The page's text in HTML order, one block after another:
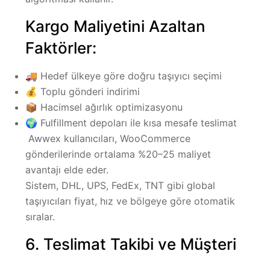
Kargo Maliyetini Azaltan
Faktörler:
🚚 Hedef ülkeye göre doğru taşıyıcı seçimi
💰 Toplu gönderi indirimi
📦 Hacimsel ağırlık optimizasyonu
🌍 Fulfillment depoları ile kısa mesafe teslimat
Awwex kullanıcıları, WooCommerce
gönderilerinde ortalama %20–25 maliyet
avantajı elde eder.
Sistem, DHL, UPS, FedEx, TNT gibi global
taşıyıcıları fiyat, hız ve bölgeye göre otomatik
sıralar.
6. Teslimat Takibi ve Müşteri